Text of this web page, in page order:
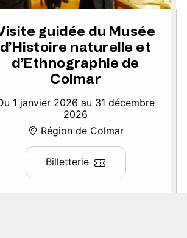
guidée du Musée
d’Histoire naturelle et
d’Ethnographie de
Colmar
1 janvier 2026 au 31 décembre
2026
Région de Colmar
Billetterie